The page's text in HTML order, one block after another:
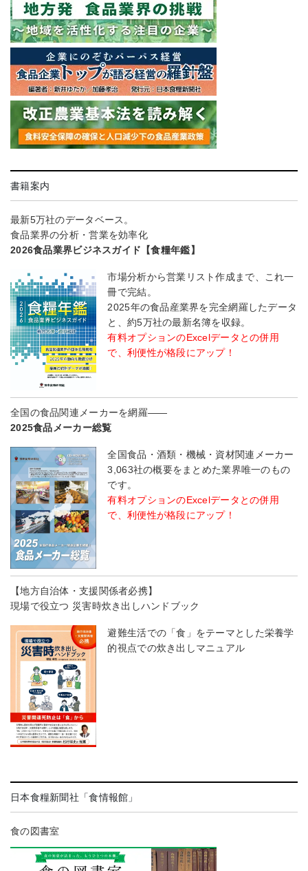
書籍案内
最新5万社のデータベース。
食品業界の分析・営業を効率化
2026食品業界ビジネスガイド【食糧年鑑】
市場分析から営業リスト作成まで、これ一
冊で完結。
2025年の食品産業界を完全網羅したデータ
と、約5万社の最新名簿を収録。
有料オプションのExcelデータとの併用
で、利便性が格段にアップ！
全国の食品関連メーカーを網羅――
2025食品メーカー総覧
全国食品・酒類・機械・資材関連メーカー
3,063社の概要をまとめた業界唯一のもの
です。
有料オプションのExcelデータとの併用
で、利便性が格段にアップ！
【地方自治体・支援関係者必携】
現場で役立つ 災害時炊き出しハンドブック
避難生活での「食」をテーマとした栄養学
的視点での炊き出しマニュアル
日本食糧新聞社「食情報館」
食の図書室